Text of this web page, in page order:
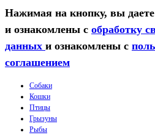
Нажимая на кнопку, вы даете
и ознакомлены с обработку
данных и ознакомлены с
соглашением
Собаки
Кошки
Птицы
Грызуны
Рыбы